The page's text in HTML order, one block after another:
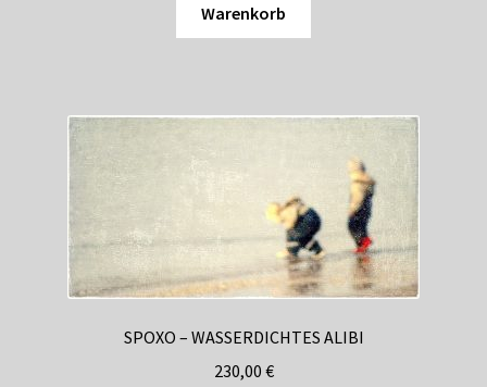
Warenkorb
SPOXO – WASSERDICHTES ALIBI
230,00 €